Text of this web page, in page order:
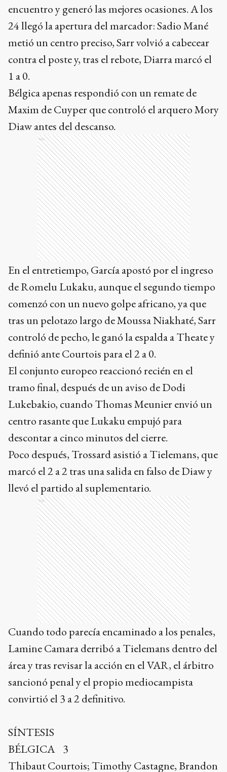
encuentro y generó las mejores ocasiones. A los
24 llegó la apertura del marcador: Sadio Mané
metió un centro preciso, Sarr volvió a cabecear
contra el poste y, tras el rebote, Diarra marcó el
1 a 0.
Bélgica apenas respondió con un remate de
Maxim de Cuyper que controló el arquero Mory
Diaw antes del descanso.
Ads
En el entretiempo, García apostó por el ingreso
de Romelu Lukaku, aunque el segundo tiempo
comenzó con un nuevo golpe africano, ya que
tras un pelotazo largo de Moussa Niakhaté, Sarr
controló de pecho, le ganó la espalda a Theate y
definió ante Courtois para el 2 a 0.
El conjunto europeo reaccionó recién en el
tramo final, después de un aviso de Dodi
Lukebakio, cuando Thomas Meunier envió un
centro rasante que Lukaku empujó para
descontar a cinco minutos del cierre.
Poco después, Trossard asistió a Tielemans, que
marcó el 2 a 2 tras una salida en falso de Diaw y
llevó el partido al suplementario.
Ads
Cuando todo parecía encaminado a los penales,
Lamine Camara derribó a Tielemans dentro del
área y tras revisar la acción en el VAR, el árbitro
sancionó penal y el propio mediocampista
convirtió el 3 a 2 definitivo.
SÍNTESIS
BÉLGICA 3
Thibaut Courtois; Timothy Castagne, Brandon